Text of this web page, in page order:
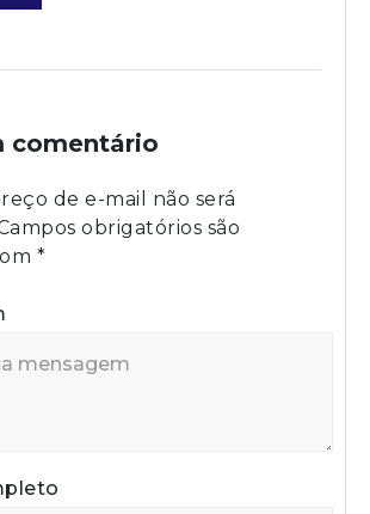
comentário
de e-mail não será
obrigatórios são
*